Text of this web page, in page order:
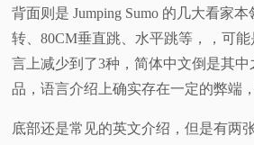
背面则是 Jumping Sumo 的几大看家本
转、80CM垂直跳、水平跳等，，可
言上减少到了3种，简体中文倒是其
品，语言介绍上确实存在一定的弊端
底部还是常见的英文介绍，但是有两